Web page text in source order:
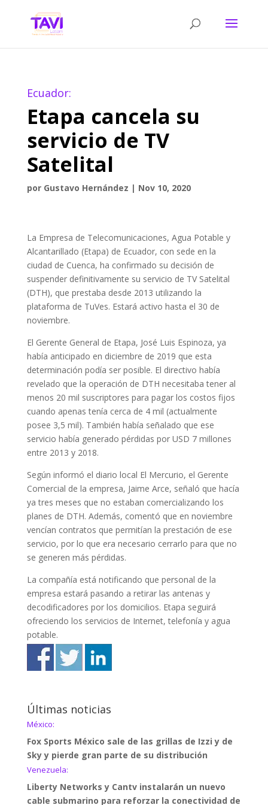
Ecuador:
Etapa cancela su
servicio de TV
Satelital
por Gustavo Hernández | Nov 10, 2020
La Empresa de Telecomunicaciones, Agua Potable y
Alcantarillado (Etapa) de Ecuador, con sede en la
ciudad de Cuenca, ha confirmado su decisión de
suspender definitivamente su servicio de TV Satelital
(DTH), que prestaba desde 2013 utilizando la
plataforma de TuVes. Estará activo hasta el 30 de
noviembre.
El Gerente General de Etapa, José Luis Espinoza, ya
había anticipado en diciembre de 2019 que esta
determinación podía ser posible. El directivo había
revelado que la operación de DTH necesitaba tener al
menos 20 mil suscriptores para pagar los costos fijos
cuando apenas tenía cerca de 4 mil (actualmente
posee 3,5 mil). También había señalado que ese
servicio había generado pérdidas por USD 7 millones
entre 2013 y 2018.
Según informó el diario local El Mercurio, el Gerente
Comercial de la empresa, Jaime Arce, señaló que hacía
ya tres meses que no estaban comercializando los
planes de DTH. Además, comentó que en noviembre
vencían contratos que permitían la prestación de ese
servicio, por lo que era necesario cerrarlo para que no
se generen más pérdidas.
La compañía está notificando que personal de la
empresa estará pasando a retirar las antenas y
decodificadores por los domicilios. Etapa seguirá
ofreciendo los servicios de Internet, telefonía y agua
potable.
Últimas noticias
México:
Fox Sports México sale de las grillas de Izzi y de
Sky y pierde gran parte de su distribución
Venezuela:
Liberty Networks y Cantv instalarán un nuevo
cable submarino para reforzar la conectividad de